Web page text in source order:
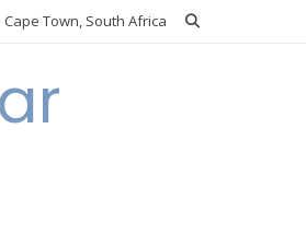
Cape Town, South Africa